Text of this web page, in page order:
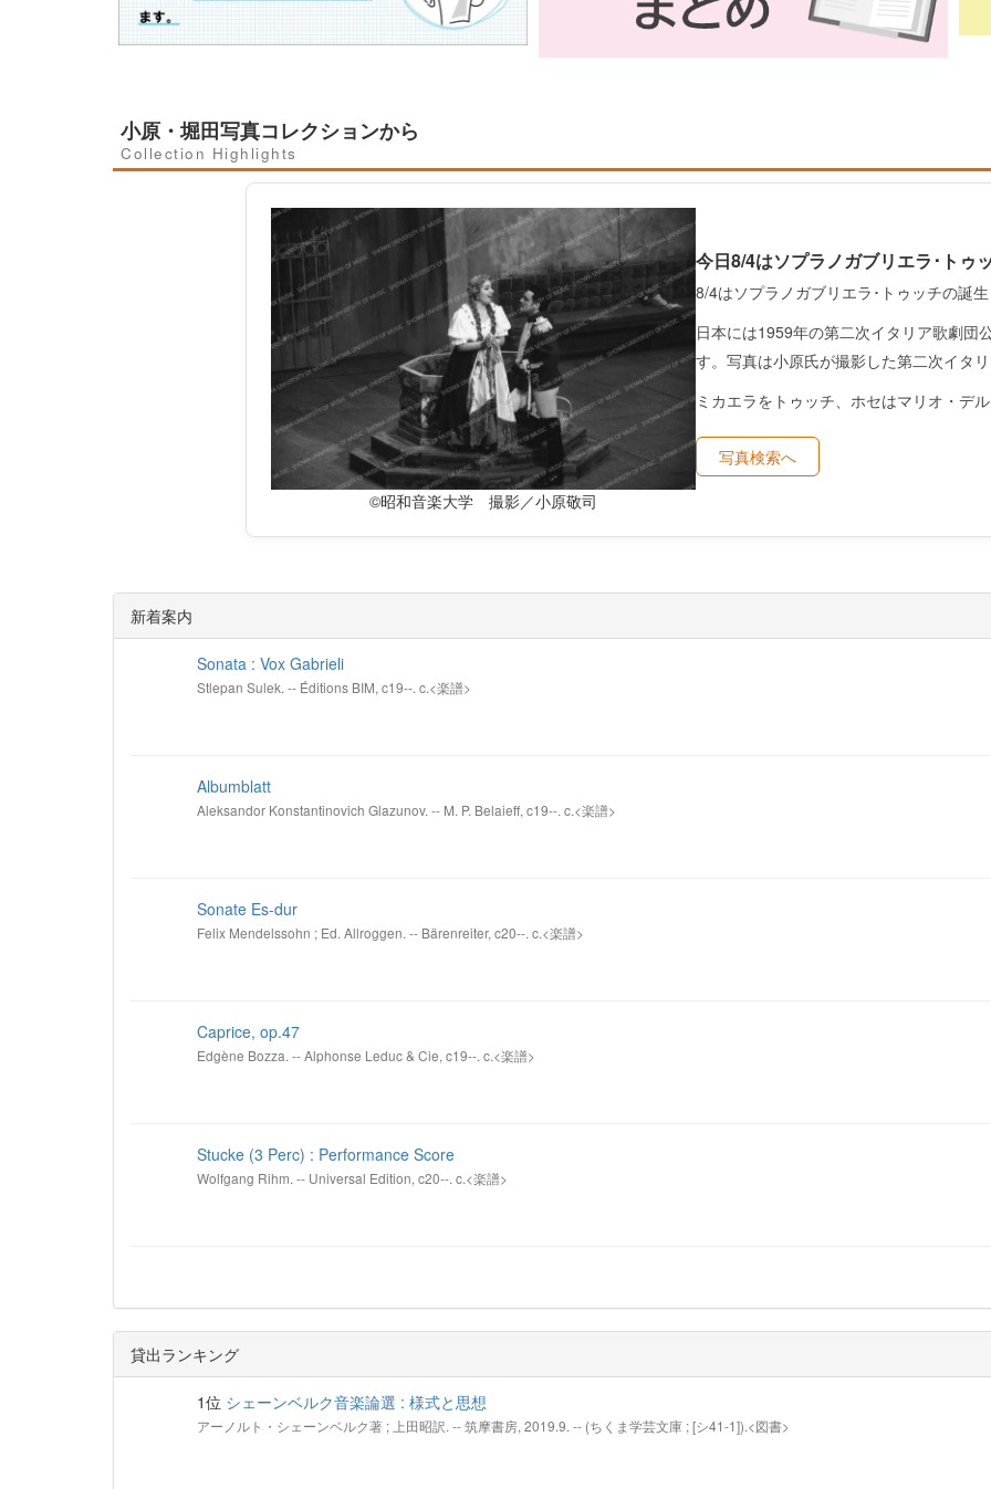
小原・堀田写真コレクションから
Collection Highlights
©昭和音楽大学 撮影／小原敬司
今日8/4はソプラノガブリエラ･トゥ
8/4はソプラノガブリエラ･トゥッチの誕
日本には1959年の第二次イタリア歌劇団
す。写真は小原氏が撮影した第二次イタ
ミカエラをトゥッチ、ホセはマリオ・デ
写真検索へ
新着案内
Sonata : Vox Gabrieli
Stlepan Sulek. -- Éditions BIM, c19--. c.<楽譜>
Albumblatt
Aleksandor Konstantinovich Glazunov. -- M. P. Belaieff, c19--. c.<楽譜>
Sonate Es-dur
Felix Mendelssohn ; Ed. Allroggen. -- Bärenreiter, c20--. c.<楽譜>
Caprice, op.47
Edgène Bozza. -- Alphonse Leduc & Cie, c19--. c.<楽譜>
Stucke (3 Perc) : Performance Score
Wolfgang Rihm. -- Universal Edition, c20--. c.<楽譜>
貸出ランキング
1位 シェーンベルク音楽論選 : 様式と思想
アーノルト・シェーンベルク著 ; 上田昭訳. -- 筑摩書房, 2019.9. -- (ちくま学芸文庫 ; [シ41-1]).<図書>